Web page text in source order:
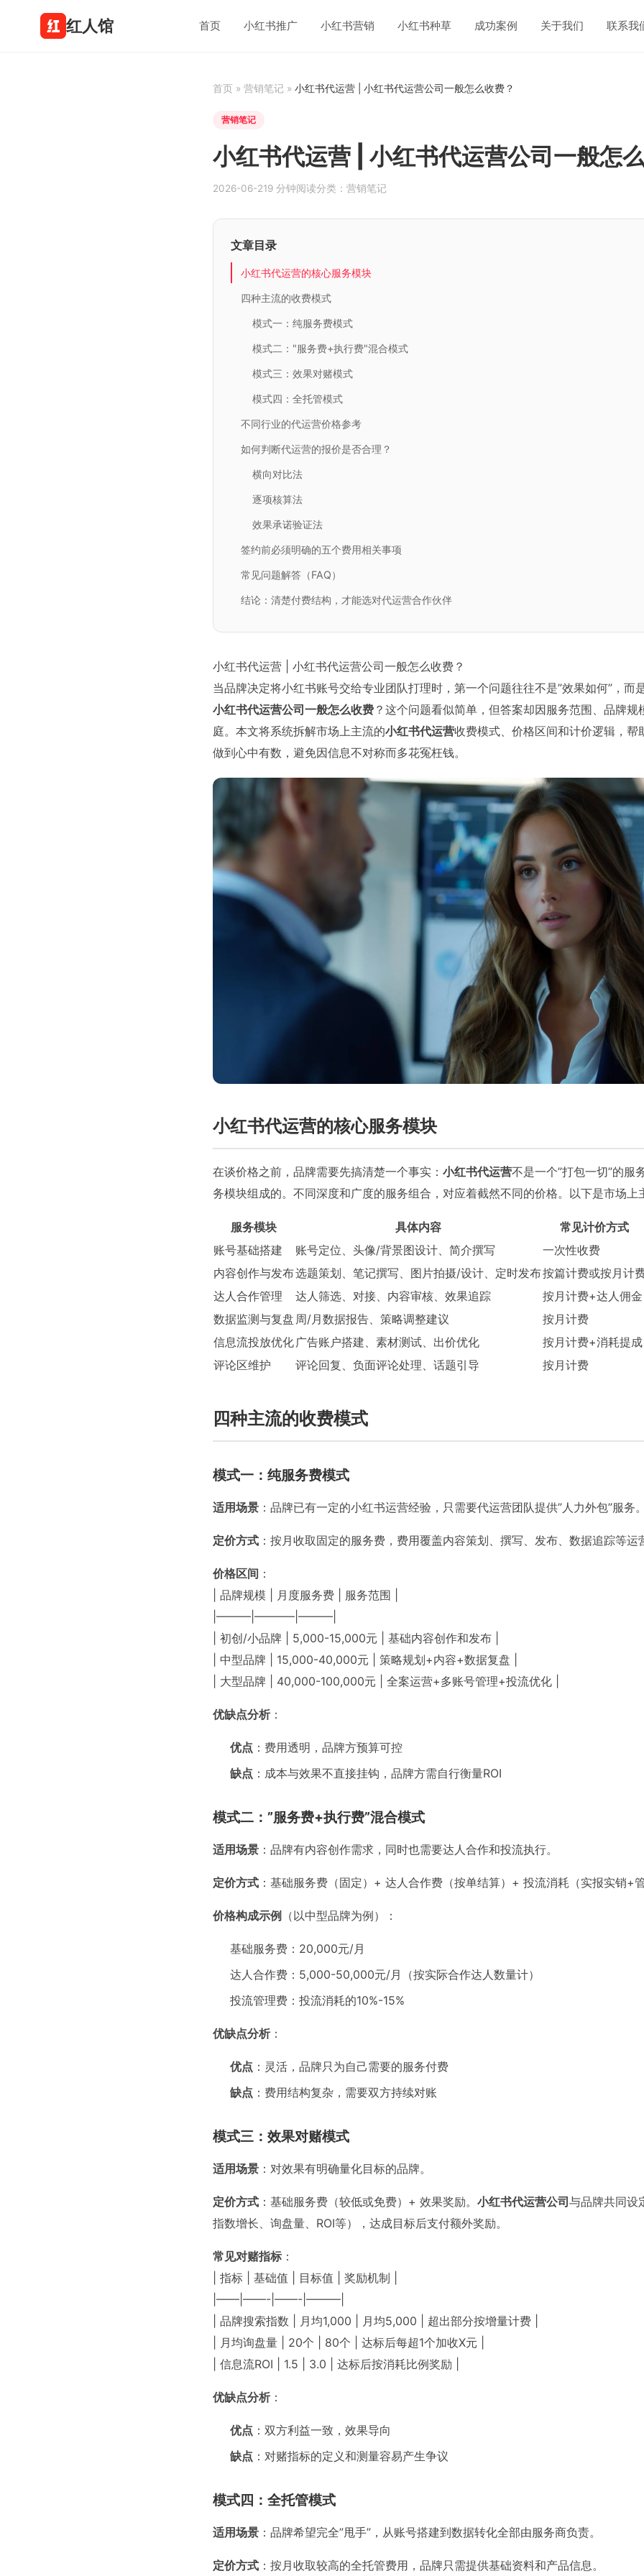
红人馆 首页 小红书推广 小红书营销 小红书种草 成功案例 关于我们 联系我
首页 » 营销笔记 » 小红书代运营 | 小红书代运营公司一般怎么收费？
营销笔记
小红书代运营 | 小红书代运营公司一般怎
2026-06-219 分钟阅读分类：营销笔记
文章目录
小红书代运营的核心服务模块
四种主流的收费模式
模式一：纯服务费模式
模式二："服务费+执行费"混合模式
模式三：效果对赌模式
模式四：全托管模式
不同行业的代运营价格参考
如何判断代运营的报价是否合理？
横向对比法
逐项核算法
效果承诺验证法
签约前必须明确的五个费用相关事项
常见问题解答（FAQ）
结论：清楚付费结构，才能选对代运营合作伙伴
小红书代运营 | 小红书代运营公司一般怎么收费？
当品牌决定将小红书账号交给专业团队打理时，第一个问题往往不是”效果如何”，而是
小红书代运营公司一般怎么收费 ？这个问题看似简单，但答案却因服务范围、品牌
庭。本文将系统拆解市场上主流的小红书代运营收费模式、价格区间和计价逻辑，帮
做到心中有数，避免因信息不对称而多花冤枉钱。
小红书代运营的核心服务模块
在谈价格之前，品牌需要先搞清楚一个事实： 小红书代运营不是一个”打包一切”的服
务模块组成的。不同深度和广度的服务组合，对应着截然不同的价格。以下是市场上
服务模块 具体内容
常见计价方式
账号基础搭建
账号定位、头像/背景图设计、简介撰写
一次性收费
内容创作与发布选题策划、笔记撰写、图片拍摄/设计、定时发布按篇计费或按月计
达人合作管理
达人筛选、对接、内容审核、效果追踪
按月计费+达人佣金
数据监测与复盘 周/月数据报告、策略调整建议
按月计费
信息流投放优化广告账户搭建、素材测试、出价优化
按月计费+消耗提成
评论区维护
评论回复、负面评论处理、话题引导 按月计费
四种主流的收费模式
模式一：纯服务费模式
适用场景 ：品牌已有一定的小红书运营经验，只需要代运营团队提供”人力外包”服务。
定价方式 ：按月收取固定的服务费，费用覆盖内容策划、撰写、发布、数据追踪等运
价格区间 ：
| 品牌规模 | 月度服务费 | 服务范围 |
|———|———–|———|
| 初创/小品牌 | 5,000-15,000元 | 基础内容创作和发布 |
| 中型品牌 | 15,000-40,000元 | 策略规划+内容+数据复盘 |
| 大型品牌 | 40,000-100,000元 | 全案运营+多账号管理+投流优化 |
优缺点分析：
优点 ：费用透明，品牌方预算可控
缺点 ：成本与效果不直接挂钩，品牌方需自行衡量ROI
模式二：”服务费+执行费”混合模式
适用场景 ：品牌有内容创作需求，同时也需要达人合作和投流执行。
定价方式 ：基础服务费（固定）+ 达人合作费（按单结算）+ 投流消耗（实报实销+管
价格构成示例 （以中型品牌为例）：
基础服务费：20,000元/月
达人合作费：5,000-50,000元/月（按实际合作达人数量计）
投流管理费：投流消耗的10%-15%
优缺点分析：
优点 ：灵活，品牌只为自己需要的服务付费
缺点 ：费用结构复杂，需要双方持续对账
模式三：效果对赌模式
适用场景 ：对效果有明确量化目标的品牌。
定价方式 ：基础服务费（较低或免费）+ 效果奖励。 小红书代运营公司 与品牌共同设
指数增长、询盘量、ROI等），达成目标后支付额外奖励。
常见对赌指标 ：
| 指标 | 基础值 | 目标值 | 奖励机制 |
|——|——-|——-|———|
| 品牌搜索指数 | 月均1,000 | 月均5,000 | 超出部分按增量计费 |
| 月均询盘量 | 20个 | 80个 | 达标后每超1个加收X元 |
| 信息流ROI | 1.5 | 3.0 | 达标后按消耗比例奖励 |
优缺点分析：
优点 ：双方利益一致，效果导向
缺点 ：对赌指标的定义和测量容易产生争议
模式四：全托管模式
适用场景 ：品牌希望完全”甩手”，从账号搭建到数据转化全部由服务商负责。
定价方式 ：按月收取较高的全托管费用，品牌只需提供基础资料和产品信息。